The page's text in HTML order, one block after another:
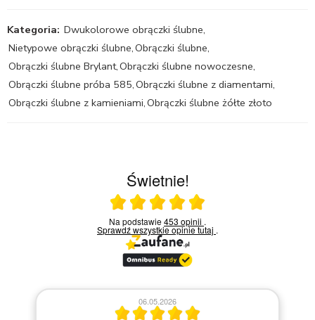
Kategoria: Dwukolorowe obrączki ślubne,
Nietypowe obrączki ślubne,Obrączki ślubne,
Obrączki ślubne Brylant,Obrączki ślubne nowoczesne,
Obrączki ślubne próba 585,Obrączki ślubne z diamentami,
Obrączki ślubne z kamieniami,Obrączki ślubne żółte złoto
Świetnie!
Ocena średnia 5 na 5
Na podstawie453 opinii .
Sprawdź wszystkie opinietutaj .
06.05.2026